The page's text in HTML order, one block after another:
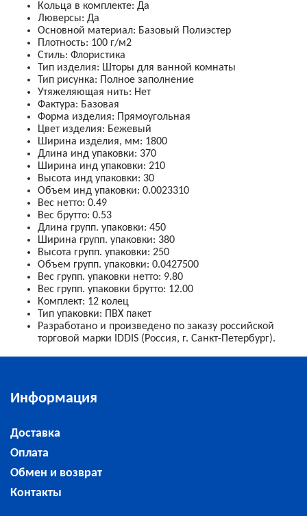
Кольца в комплекте: Да
Люверсы: Да
Основной материал: Базовый Полиэстер
Плотность: 100 г/м2
Стиль: Флористика
Тип изделия: Шторы для ванной комнаты
Тип рисунка: Полное заполнение
Утяжеляющая нить: Нет
Фактура: Базовая
Форма изделия: Прямоугольная
Цвет изделия: Бежевый
Ширина изделия, мм: 1800
Длина инд упаковки: 370
Ширина инд упаковки: 210
Высота инд упаковки: 30
Объем инд упаковки: 0.0023310
Вес нетто: 0.49
Вес брутто: 0.53
Длина групп. упаковки: 450
Ширина групп. упаковки: 380
Высота групп. упаковки: 250
Объем групп. упаковки: 0.0427500
Вес групп. упаковки нетто: 9.80
Вес групп. упаковки брутто: 12.00
Комплект: 12 колец
Тип упаковки: ПВХ пакет
Разработано и произведено по заказу российской
торговой марки IDDIS (Россия, г. Санкт-Петербург).
Информация
Доставка
Оплата
Обмен и возврат
Контакты